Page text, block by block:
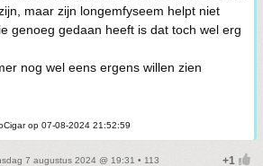
maar zijn longemfyseem helpt niet
genoeg gedaan heeft is dat toch wel erg
nog wel eens ergens willen zien
op 07-08-2024 21:52:59
7 augustus 2024 @ 19:31 • 113